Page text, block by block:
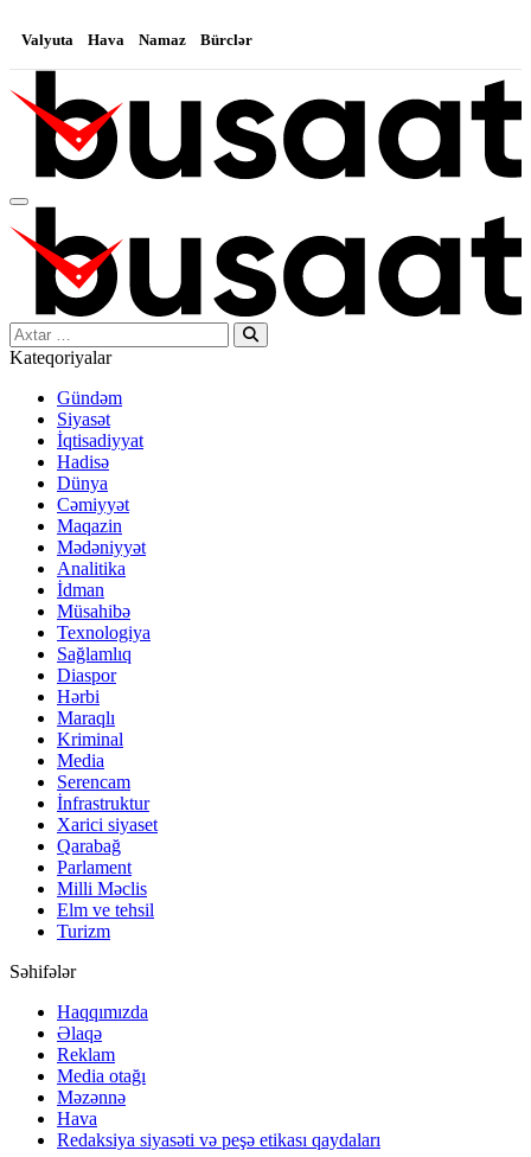
Valyuta Hava Namaz Bürclər
Search…
Kateqoriyalar
Gündəm
Siyasət
İqtisadiyyat
Hadisə
Dünya
Cəmiyyət
Maqazin
Mədəniyyət
Analitika
İdman
Müsahibə
Texnologiya
Sağlamlıq
Diaspor
Hərbi
Maraqlı
Kriminal
Media
Serencam
İnfrastruktur
Xarici siyaset
Qarabağ
Parlament
Milli Məclis
Elm ve tehsil
Turizm
Səhifələr
Haqqımızda
Əlaqə
Reklam
Media otağı
Məzənnə
Hava
Redaksiya siyasəti və peşə etikası qaydaları